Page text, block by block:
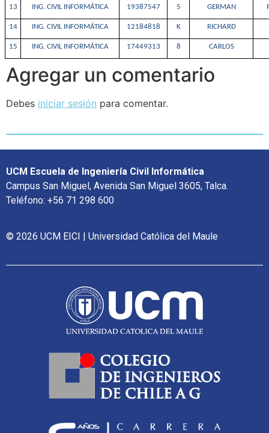
13 ING. CIVIL INFORMÁTICA 19387547 5 GERMAN
14 ING. CIVIL INFORMÁTICA 12184818 K RICHARD
15 ING. CIVIL INFORMÁTICA 17449313 8 CARLOS
Agregar un comentario
Debes iniciar sesión para comentar.
UCM Escuela de Ingeniería Civil Informática
Campus San Miguel, Avenida San Miguel 3605, Talca.
Teléfono: +56 71 298 600
© 2026 UCM EICI | Universidad Católica del Maule